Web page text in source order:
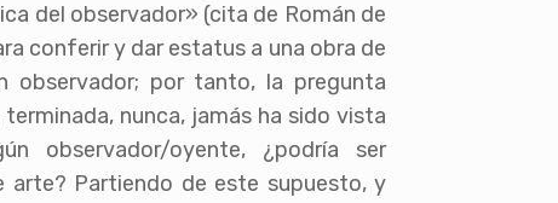
del observador» (cita de Román de
conferir y dar estatus a una obra de
observador; por tanto, la pregunta
terminada, nunca, jamás ha sido vista
observador/oyente, ¿podría ser
arte? Partiendo de este supuesto, y